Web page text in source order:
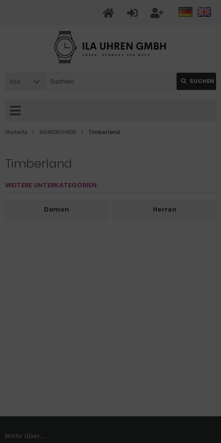
Alle SUCHEN
Startseite MARKENUHREN Timberland
Timberland
WEITERE UNTERKATEGORIEN:
Damen Herren
Mehr über...